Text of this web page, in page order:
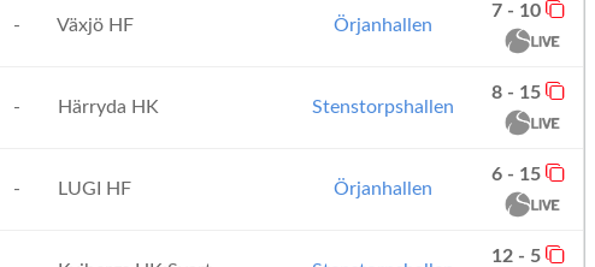
- Växjö HF Örjanhallen
7 - 10
- Härryda HK Stenstorpshallen
8 - 15
- LUGI HF Örjanhallen
6 - 15
12 - 5